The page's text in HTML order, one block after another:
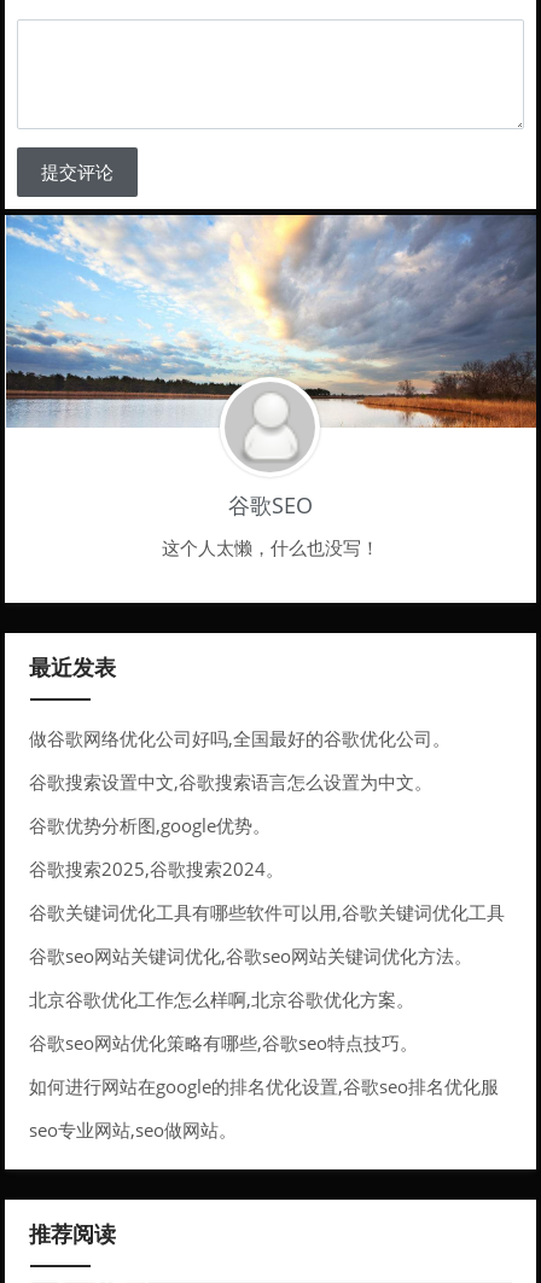
提交评论
谷歌SEO
这个人太懒，什么也没写！
最近发表
做谷歌网络优化公司好吗,全国最好的谷歌优化公司。
谷歌搜索设置中文,谷歌搜索语言怎么设置为中文。
谷歌优势分析图,google优势。
谷歌搜索2025,谷歌搜索2024。
谷歌关键词优化工具有哪些软件可以用,谷歌关键词优化工具
有哪些软件可以用的。
谷歌seo网站关键词优化,谷歌seo网站关键词优化方法。
北京谷歌优化工作怎么样啊,北京谷歌优化方案。
谷歌seo网站优化策略有哪些,谷歌seo特点技巧。
如何进行网站在google的排名优化设置,谷歌seo排名优化服
务。
seo专业网站,seo做网站。
推荐阅读